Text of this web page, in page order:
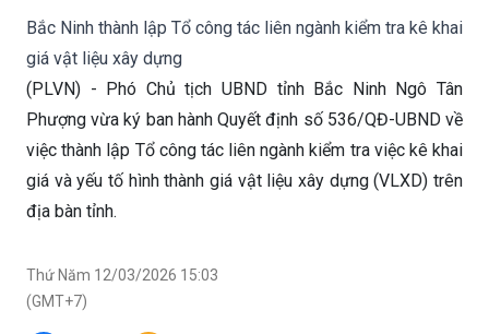
(PLVN) - Phó Chủ tịch UBND tỉnh Bắc Ninh Ngô Tân
Phượng vừa ký ban hành Quyết định số 536/QĐ-UBND về
việc thành lập Tổ công tác liên ngành kiểm tra việc kê khai
giá và yếu tố hình thành giá vật liệu xây dựng (VLXD) trên
địa bàn tỉnh.
Thứ Năm 12/03/2026 15:03